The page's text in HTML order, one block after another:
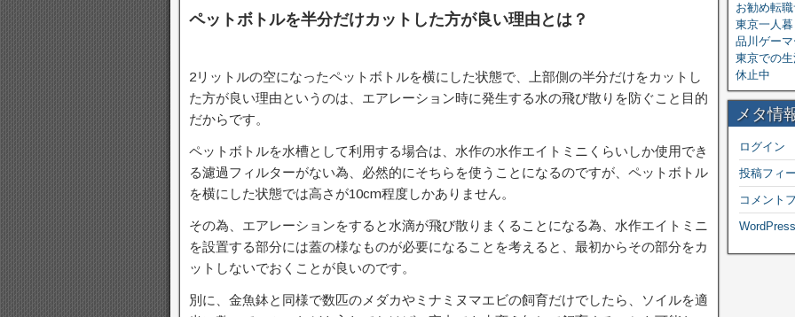
ペットボトルを半分だけカットした方が良い理由とは？
2リットルの空になったペットボトルを横にした状態で、上部側の半分だけをカットし
た方が良い理由というのは、エアレーション時に発生する水の飛び散りを防ぐこと目的
だからです。
ペットボトルを水槽として利用する場合は、水作の水作エイトミニくらいしか使用でき
る濾過フィルターがない為、必然的にそちらを使うことになるのですが、ペットボトル
を横にした状態では高さが10cm程度しかありません。
その為、エアレーションをすると水滴が飛び散りまくることになる為、水作エイトミニ
を設置する部分には蓋の様なものが必要になることを考えると、最初からその部分をカ
ットしないでおくことが良いのです。
別に、金魚鉢と同様で数匹のメダカやミナミヌマエビの飼育だけでしたら、ソイルを適
お勧め転
東京一人
品川ゲー
東京での
休止中
メタ情
ログイン
投稿フィ
コメント